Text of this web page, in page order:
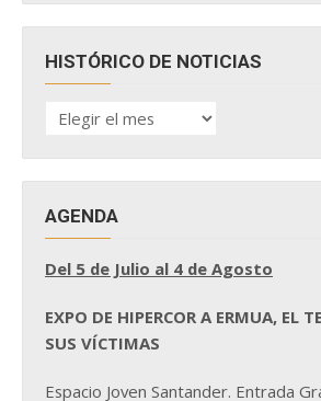
HISTÓRICO DE NOTICIAS
HISTÓRICO
DE
AGENDA
Del 5 de Julio al 4 de Agosto
EXPO DE HIPERCOR A ERMUA, EL
SUS VÍCTIMAS
Espacio Joven Santander. Entrada